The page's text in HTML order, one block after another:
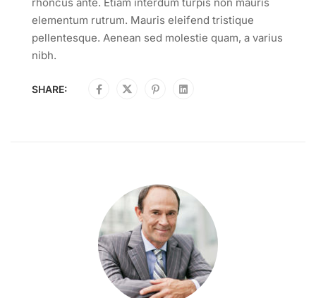
elementum rutrum. Mauris eleifend tristique
pellentesque. Aenean sed molestie quam, a varius
nibh.
SHARE: